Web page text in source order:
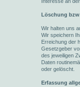
Löschung
Wir halten uns
Wir speichern
Erreichung der
Gesetzgeber
des jeweiligen
Daten
oder gelöscht.
Erfassung